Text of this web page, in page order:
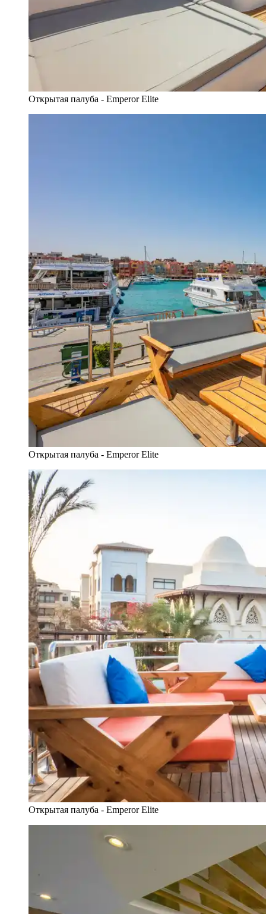
Открытая палуба - Emperor Elite
Открытая палуба - Emperor Elite
Открытая палуба - Emperor Elite